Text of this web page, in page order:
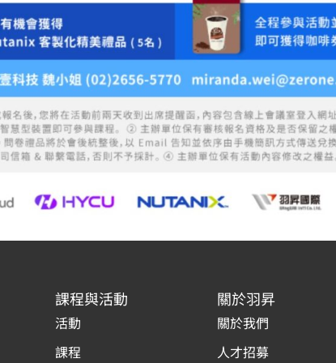
課程與活動
活動
課程
關於羽昇
關於我們
人才招募